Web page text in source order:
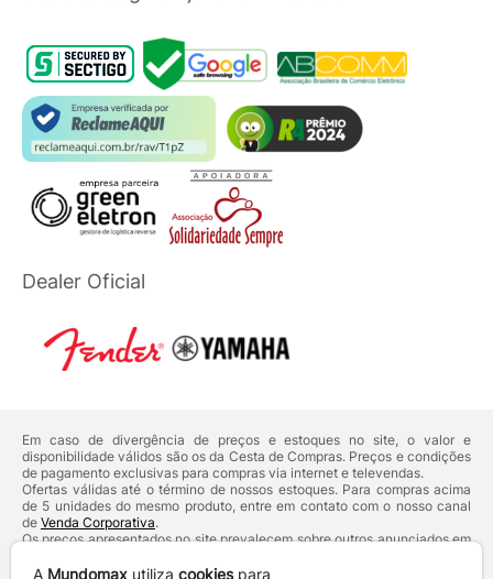
Dealer Oficial
Em caso de divergência de preços e estoques no site, o valor e
disponibilidade válidos são os da Cesta de Compras. Preços e condições
de pagamento exclusivas para compras via internet e televendas.
Ofertas válidas até o término de nossos estoques. Para compras acima
de 5 unidades do mesmo produto, entre em contato com o nosso canal
de Venda Corporativa.
Os preços apresentados no site prevalecem sobre outros anunciados em
Defesa do Consumidor:Lei nº 8.078.
A Mundomax utiliza cookiespara